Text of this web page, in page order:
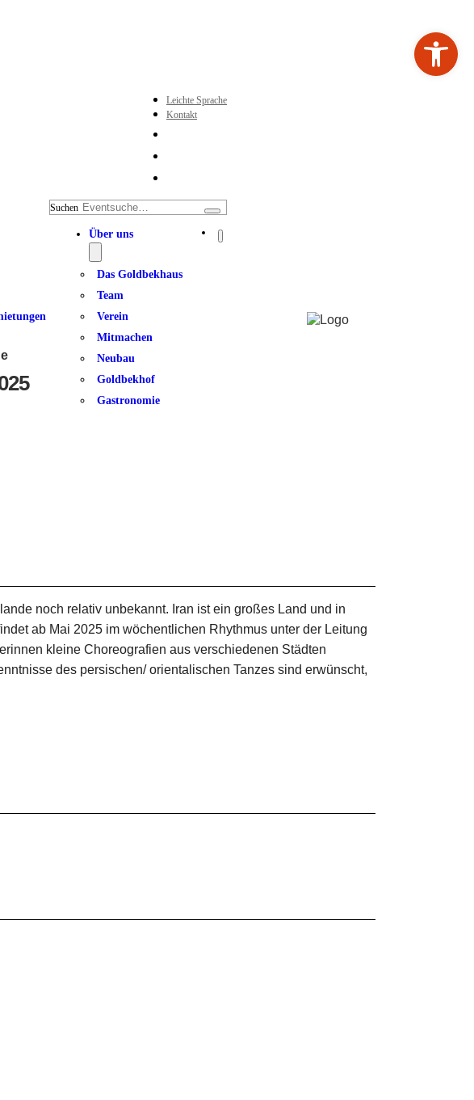
Leichte Sprache
Kontakt
Suchen
Über uns
Das Goldbekhaus
Team
Verein
Mitmachen
Neubau
Goldbekhof
Gastronomie
noch relativ unbekannt. Iran ist ein großes Land und in
ab Mai 2025 im wöchentlichen Rhythmus unter der Leitung
kleine Choreografien aus verschiedenen Städten
des persischen/ orientalischen Tanzes sind erwünscht,